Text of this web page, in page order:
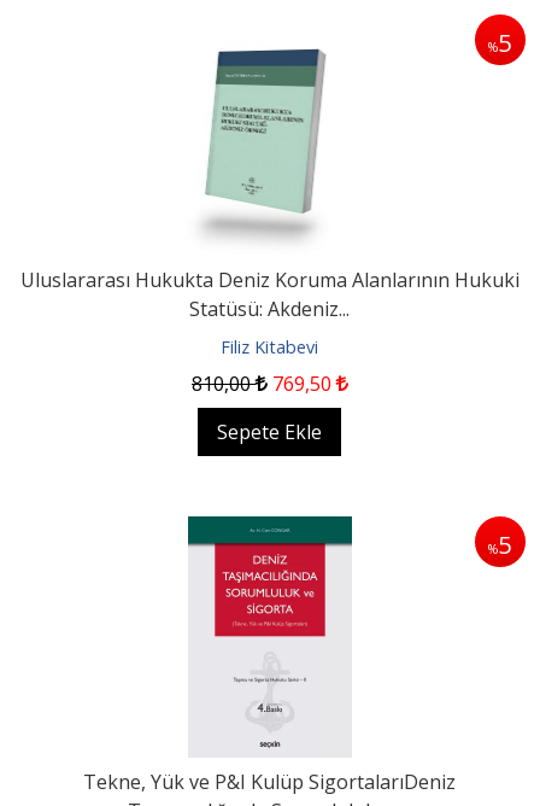
%5
Uluslararası Hukukta Deniz Koruma Alanlarının Hukuki
Statüsü: Akdeniz...
Filiz Kitabevi
810,00 769,50
Sepete Ekle
%5
Tekne, Yük ve P&I Kulüp SigortalarıDeniz